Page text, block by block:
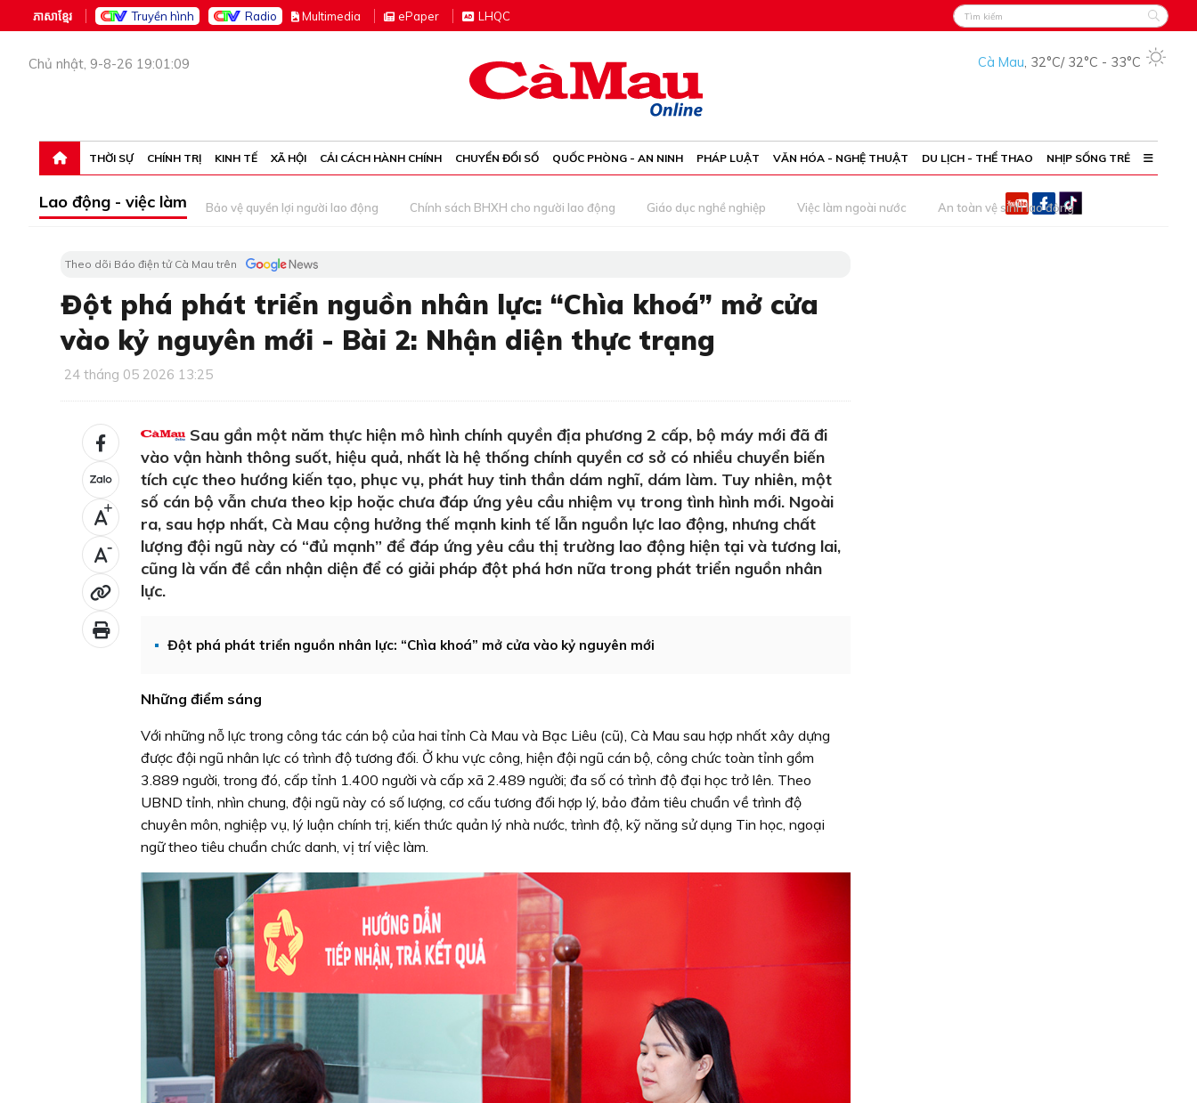
ភាសាខ្មែរ Truyền hình Radio Multimedia ePaper LHQC
Chủ nhật, 9-8-26 19:01:09 Cà Mau, 32°C/ 32°C - 33°C
THỜI SỰ CHÍNH TRỊ KINH TẾ XÃ HỘI CẢI CÁCH HÀNH CHÍNH CHUYỂN ĐỔI SỐ QUỐC PHÒNG - AN NINH PHÁP LUẬT VĂN HÓA - NGHỆ THUẬT DU LỊCH - THỂ THAO NHỊP SỐNG TRẺ
Lao động - việc làm Bảo vệ quyền lợi người lao động Chính sách BHXH cho người lao động Giáo dục nghề nghiệp Việc làm ngoài nước An toàn vệ sinh lao động
Theo dõi Báo điện tử Cà Mau trên
Đột phá phát triển nguồn nhân lực: “Chìa khoá” mở cửa
vào kỷ nguyên mới - Bài 2: Nhận diện thực trạng
24 tháng 05 2026 13:25
+
-
Sau gần một năm thực hiện mô hình chính quyền địa phương 2 cấp, bộ máy mới đã đi
vào vận hành thông suốt, hiệu quả, nhất là hệ thống chính quyền cơ sở có nhiều chuyển biến
tích cực theo hướng kiến tạo, phục vụ, phát huy tinh thần dám nghĩ, dám làm. Tuy nhiên, một
số cán bộ vẫn chưa theo kịp hoặc chưa đáp ứng yêu cầu nhiệm vụ trong tình hình mới. Ngoài
ra, sau hợp nhất, Cà Mau cộng hưởng thế mạnh kinh tế lẫn nguồn lực lao động, nhưng chất
lượng đội ngũ này có “đủ mạnh” để đáp ứng yêu cầu thị trường lao động hiện tại và tương lai,
cũng là vấn đề cần nhận diện để có giải pháp đột phá hơn nữa trong phát triển nguồn nhân
lực.
Đột phá phát triển nguồn nhân lực: “Chìa khoá” mở cửa vào kỷ nguyên mới
Những điểm sáng
Với những nỗ lực trong công tác cán bộ của hai tỉnh Cà Mau và Bạc Liêu (cũ), Cà Mau sau hợp nhất xây dựng
được đội ngũ nhân lực có trình độ tương đối. Ở khu vực công, hiện đội ngũ cán bộ, công chức toàn tỉnh gồm
3.889 người, trong đó, cấp tỉnh 1.400 người và cấp xã 2.489 người; đa số có trình độ đại học trở lên. Theo
UBND tỉnh, nhìn chung, đội ngũ này có số lượng, cơ cấu tương đối hợp lý, bảo đảm tiêu chuẩn về trình độ
chuyên môn, nghiệp vụ, lý luận chính trị, kiến thức quản lý nhà nước, trình độ, kỹ năng sử dụng Tin học, ngoại
ngữ theo tiêu chuẩn chức danh, vị trí việc làm.